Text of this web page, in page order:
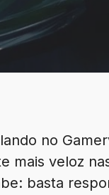
no
mais veloz
basta